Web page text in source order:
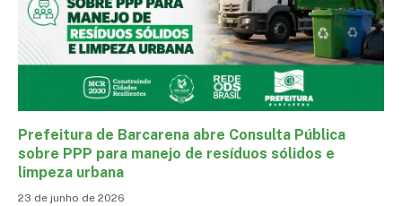
Prefeitura de Barcarena abre Consulta Pública
sobre PPP para manejo de resíduos sólidos e
limpeza urbana
23 de junho de 2026